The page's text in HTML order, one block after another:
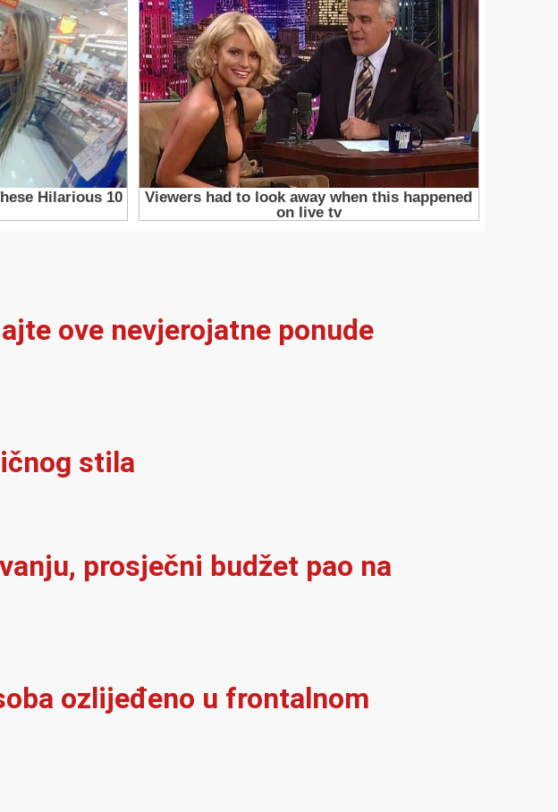
ove nevjerojatne ponude
stila
prosječni budžet pao na
ozlijeđeno u frontalnom